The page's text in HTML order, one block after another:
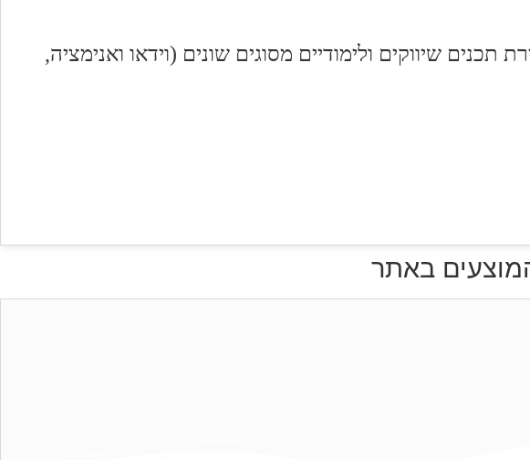
שיווקים ולימודיים מסוגים שונים (וידאו ואנימציה,
באתר